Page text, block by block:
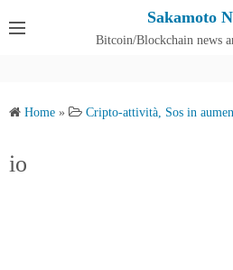
Sakamoto
Bitcoin/Blockchain news
Home » Cripto-attività, Sos in
io